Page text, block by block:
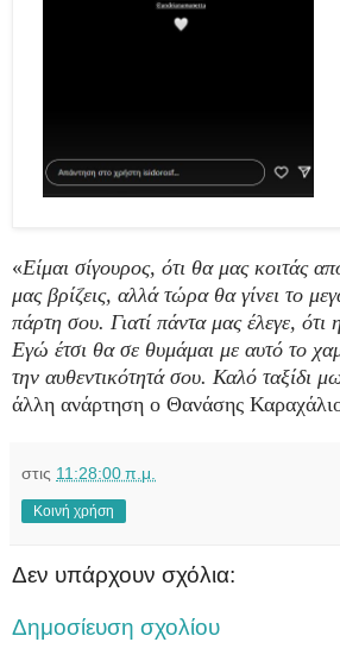
«Είμαι σίγουρος, ότι θα μας κοιτάς
μας βρίζεις, αλλά τώρα θα γίνει το
πάρτη σου. Γιατί πάντα μας έλεγε, ότι
Εγώ έτσι θα σε θυμάμαι με αυτό το
την αυθεντικότητά σου. Καλό ταξίδι
άλλη ανάρτηση ο Θανάσης
στις 11:28:00 π.μ.
Κοινή χρήση
Δεν υπάρχουν σχόλια:
Δημοσίευση σχολίου